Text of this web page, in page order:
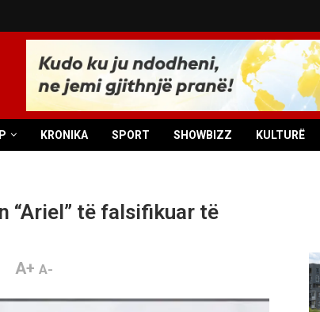
KRONIKA SPORT SHOWBIZZ KULTURË
“Ariel” të falsifikuar të
A+ A-